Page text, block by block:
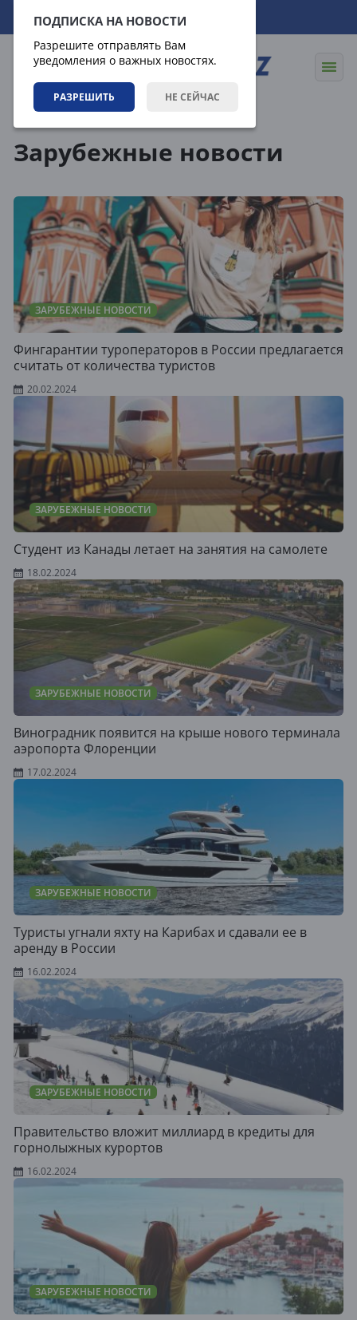
ПОДПИСКА НА НОВОСТИ
Разрешите отправлять Вам
уведомления о важных новостях.
РАЗРЕШИТЬ НЕ СЕЙЧАС
07.08.2026 04:12:05
Зарубежные новости
ЗАРУБЕЖНЫЕ НОВОСТИ
Фингарантии туроператоров в России предлагается
считать от количества туристов
20.02.2024
ЗАРУБЕЖНЫЕ НОВОСТИ
Студент из Канады летает на занятия на самолете
18.02.2024
ЗАРУБЕЖНЫЕ НОВОСТИ
Виноградник появится на крыше нового терминала
аэропорта Флоренции
17.02.2024
ЗАРУБЕЖНЫЕ НОВОСТИ
Туристы угнали яхту на Карибах и сдавали ее в
аренду в России
16.02.2024
ЗАРУБЕЖНЫЕ НОВОСТИ
Правительство вложит миллиард в кредиты для
горнолыжных курортов
16.02.2024
ЗАРУБЕЖНЫЕ НОВОСТИ